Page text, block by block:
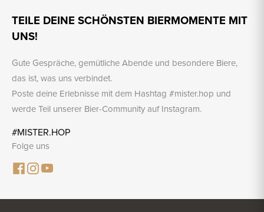
TEILE DEINE SCHÖNSTEN BIERMOMENTE MIT
UNS!
Gute Gespräche, gemütliche Abende und besondere Biere,
das ist, was uns verbindet.
Poste deine Erlebnisse mit dem Hashtag #mister.hop und
werde Teil unserer Bier-Community auf Instagram.
#MISTER.HOP
Folge uns